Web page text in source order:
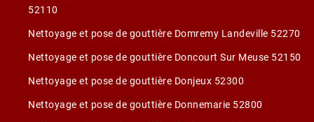
52110
Nettoyage et pose de gouttière Domremy Landeville 52270
Nettoyage et pose de gouttière Doncourt Sur Meuse 52150
Nettoyage et pose de gouttière Donjeux 52300
Nettoyage et pose de gouttière Donnemarie 52800